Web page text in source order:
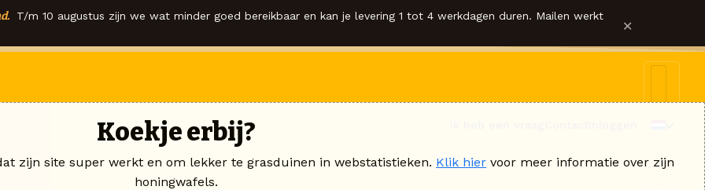
T/m 10 augustus zijn we wat minder goed bereikbaar en kan je levering 1 tot 4 werkdagen duren. Mailen werkt ×
Koekje erbij?
zijn site super werkt en om lekker te grasduinen in webstatistieken. Klik hier voor meer informatie over zijn
honingwafels.